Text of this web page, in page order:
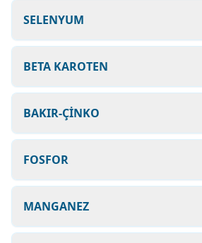
SELENYUM
BETA KAROTEN
BAKIR-ÇİNKO
FOSFOR
MANGANEZ